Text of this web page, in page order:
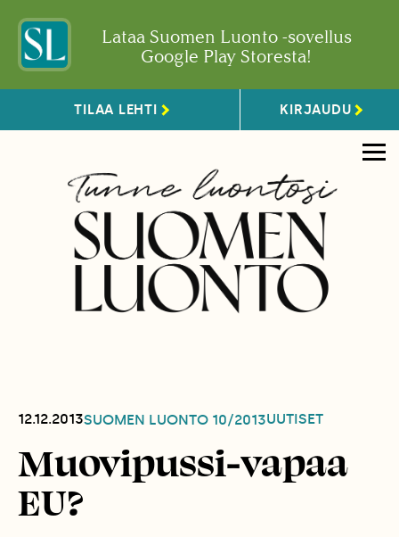
Lataa Suomen Luonto -sovellus
Google Play Storesta!
TILAA LEHTI KIRJAUDU
12.12.2013SUOMEN LUONTO 10/2013UUTISET
Muovipussi-vapaa
EU?